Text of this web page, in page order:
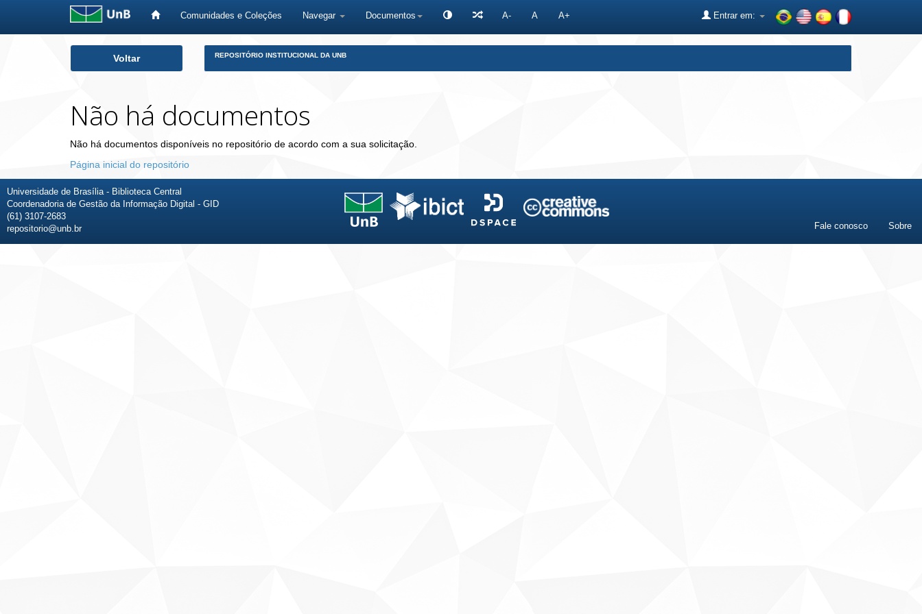
Comunidades e Coleções Navegar Documentos A- A A+ Entrar em:
Voltar REPOSITÓRIO INSTITUCIONAL DA UNB
Não há documentos
Não há documentos disponíveis no repositório de acordo com a sua solicitação.
Página inicial do repositório
Universidade de Brasília - Biblioteca Central
Coordenadoria de Gestão da Informação Digital - GID
(61) 3107-2683
repositorio@unb.br
Fale conosco Sobre